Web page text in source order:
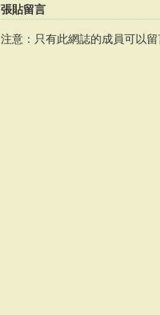
張貼留言
注意：只有此網誌的成員可以